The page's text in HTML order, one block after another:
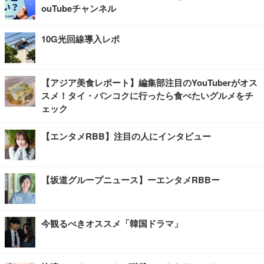
ouTubeチャンネル
10G光回線導入レポ
【アジア美食レポート】編集部注目のYouTuberがオス
スメ！タイ・バンコクに行ったら食べたいグルメをチ
ェック
【エンタメRBB】注目の人にインタビュー
【坂道グループニュース】ーエンタメRBBー
今観るべきオススメ「韓国ドラマ」